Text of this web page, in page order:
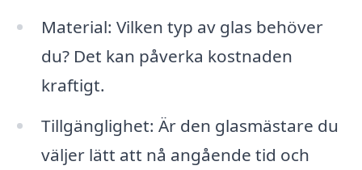
Material: Vilken typ av glas behöver
du? Det kan påverka kostnaden
kraftigt.
Tillgänglighet: Är den glasmästare du
väljer lätt att nå angående tid och